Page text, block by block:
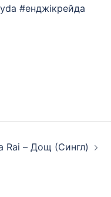
#енджікрейда
Rai – Дощ (Сингл)